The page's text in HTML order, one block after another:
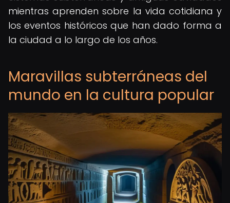
mientras aprenden sobre la vida cotidiana y
los eventos históricos que han dado forma a
la ciudad a lo largo de los años.
Maravillas subterráneas del
mundo en la cultura popular